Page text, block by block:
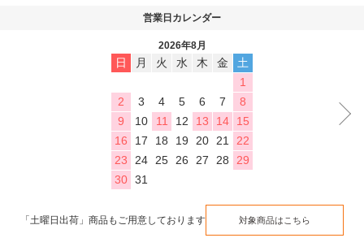
営業日カレンダー
2026年8月
日 月 火 水 木 金
土
1
2
3 4 5 6 7
8
9
10 11 12 13 14
15
16
17 18 19 20 21
22
23
24 25 26 27 28
29
30 31
「土曜日出荷」商品もご用意しております 対象商品はこちら